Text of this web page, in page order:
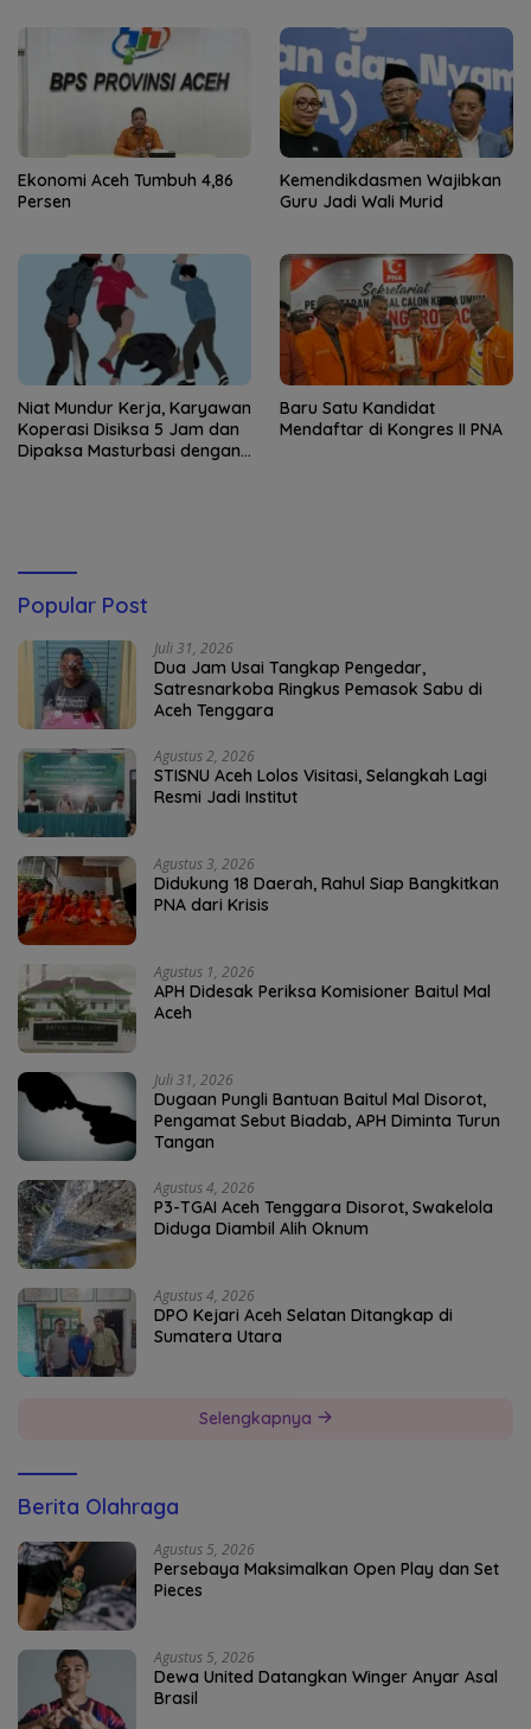
Ekonomi Aceh Tumbuh 4,86
Persen
Kemendikdasmen Wajibkan
Guru Jadi Wali Murid
Niat Mundur Kerja, Karyawan
Koperasi Disiksa 5 Jam dan
Dipaksa Masturbasi dengan
Baru Satu Kandidat
Mendaftar di Kongres II PNA
Popular Post
Juli 31, 2026
Dua Jam Usai Tangkap Pengedar,
Satresnarkoba Ringkus Pemasok Sabu di
Aceh Tenggara
Agustus 2, 2026
STISNU Aceh Lolos Visitasi, Selangkah Lagi
Resmi Jadi Institut
Agustus 3, 2026
Didukung 18 Daerah, Rahul Siap Bangkitkan
PNA dari Krisis
Agustus 1, 2026
APH Didesak Periksa Komisioner Baitul Mal
Aceh
Juli 31, 2026
Dugaan Pungli Bantuan Baitul Mal Disorot,
Pengamat Sebut Biadab, APH Diminta Turun
Tangan
Agustus 4, 2026
P3-TGAI Aceh Tenggara Disorot, Swakelola
Diduga Diambil Alih Oknum
Agustus 4, 2026
DPO Kejari Aceh Selatan Ditangkap di
Sumatera Utara
Selengkapnya
Berita Olahraga
Agustus 5, 2026
Persebaya Maksimalkan Open Play dan Set
Pieces
Agustus 5, 2026
Dewa United Datangkan Winger Anyar Asal
Brasil